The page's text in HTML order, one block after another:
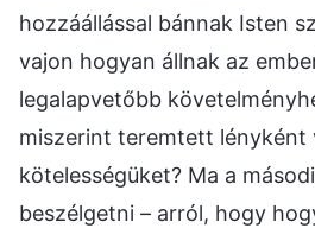
hozzáállással bánnak Isten
vajon hogyan állnak az
legalapvetőbb
miszerint teremtett lényként
kötelességüket? Ma a
beszélgetni – arról, hogy